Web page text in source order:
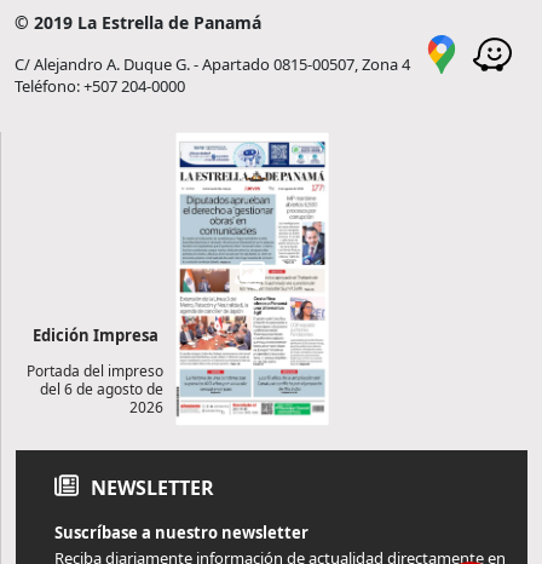
© 2019 La Estrella de Panamá
C/ Alejandro A. Duque G. - Apartado 0815-00507, Zona 4
Teléfono: +507 204-0000
Edición Impresa
Portada del impreso
del 6 de agosto de
2026
NEWSLETTER
Suscríbase a nuestro newsletter
Reciba diariamente información de actualidad directamente en